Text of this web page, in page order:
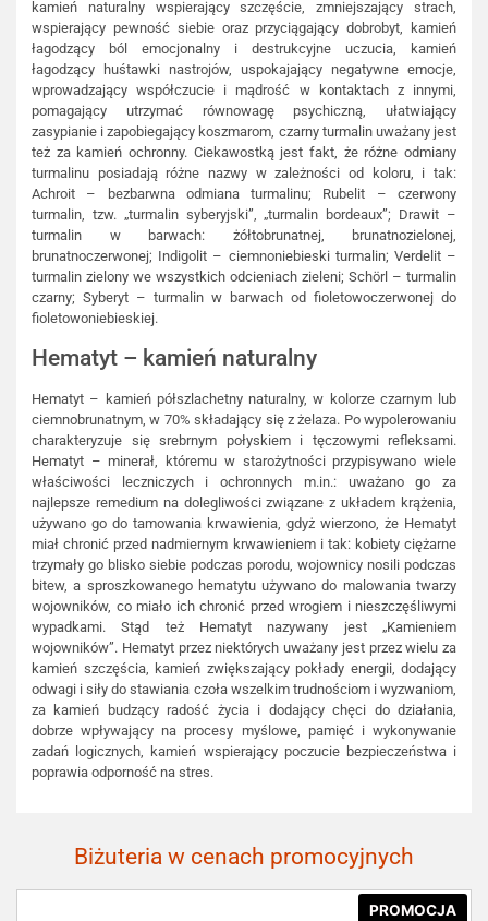
kamień naturalny wspierający szczęście, zmniejszający strach,
wspierający pewność siebie oraz przyciągający dobrobyt, kamień
łagodzący ból emocjonalny i destrukcyjne uczucia, kamień
łagodzący huśtawki nastrojów, uspokajający negatywne emocje,
wprowadzający współczucie i mądrość w kontaktach z innymi,
pomagający utrzymać równowagę psychiczną, ułatwiający
zasypianie i zapobiegający koszmarom, czarny turmalin uważany jest
też za kamień ochronny. Ciekawostką jest fakt, że różne odmiany
turmalinu posiadają różne nazwy w zależności od koloru, i tak:
Achroit – bezbarwna odmiana turmalinu; Rubelit – czerwony
turmalin, tzw. „turmalin syberyjski”, „turmalin bordeaux”; Drawit –
turmalin w barwach: żółtobrunatnej, brunatnozielonej,
brunatnoczerwonej; Indigolit – ciemnoniebieski turmalin; Verdelit –
turmalin zielony we wszystkich odcieniach zieleni; Schörl – turmalin
czarny; Syberyt – turmalin w barwach od fioletowoczerwonej do
fioletowoniebieskiej.
Hematyt – kamień naturalny
Hematyt – kamień półszlachetny naturalny, w kolorze czarnym lub
ciemnobrunatnym, w 70% składający się z żelaza. Po wypolerowaniu
charakteryzuje się srebrnym połyskiem i tęczowymi refleksami.
Hematyt – minerał, któremu w starożytności przypisywano wiele
właściwości leczniczych i ochronnych m.in.: uważano go za
najlepsze remedium na dolegliwości związane z układem krążenia,
używano go do tamowania krwawienia, gdyż wierzono, że Hematyt
miał chronić przed nadmiernym krwawieniem i tak: kobiety ciężarne
trzymały go blisko siebie podczas porodu, wojownicy nosili podczas
bitew, a sproszkowanego hematytu używano do malowania twarzy
wojowników, co miało ich chronić przed wrogiem i nieszczęśliwymi
wypadkami. Stąd też Hematyt nazywany jest „Kamieniem
wojowników”. Hematyt przez niektórych uważany jest przez wielu za
kamień szczęścia, kamień zwiększający pokłady energii, dodający
odwagi i siły do stawiania czoła wszelkim trudnościom i wyzwaniom,
za kamień budzący radość życia i dodający chęci do działania,
dobrze wpływający na procesy myślowe, pamięć i wykonywanie
zadań logicznych, kamień wspierający poczucie bezpieczeństwa i
poprawia odporność na stres.
Biżuteria w cenach promocyjnych
PROMOCJA